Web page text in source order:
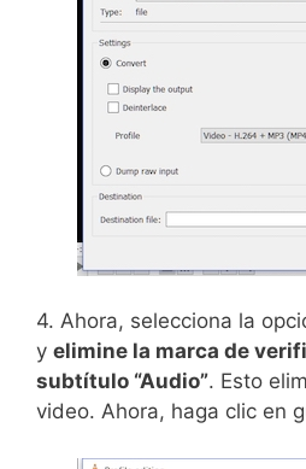
4. Ahora, selecciona la
y elimine la marca de
subtítulo “Audio”. Esto
video. Ahora, haga clic en